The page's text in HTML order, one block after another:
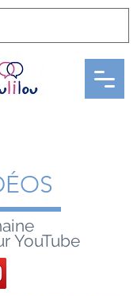
YouTube